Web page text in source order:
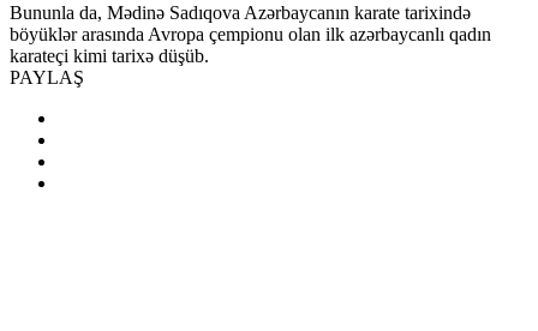
Bununla da, Mədinə Sadıqova Azərbaycanın karate tarixində
böyüklər arasında Avropa çempionu olan ilk azərbaycanlı qadın
karateçi kimi tarixə düşüb.
PAYLAŞ